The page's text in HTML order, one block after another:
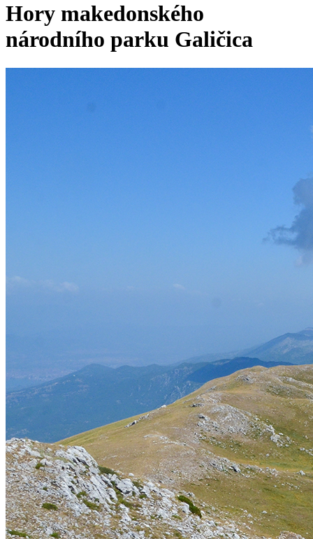
Hory makedonského
národního parku Galičica